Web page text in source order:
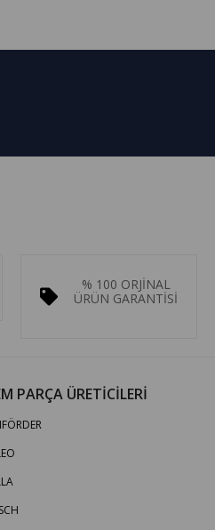
% 100 ORJİNAL
ÜRÜN GARANTİSİ
PARÇA ÜRETİCİLERİ